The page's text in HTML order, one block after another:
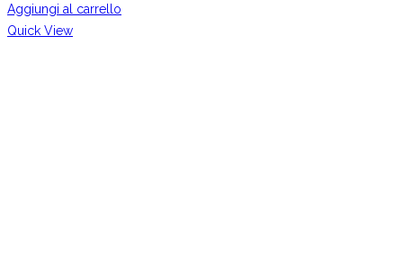
Aggiungi al carrello
Quick View